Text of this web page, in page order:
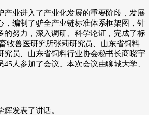
业进入了产业化发展的重要阶段，发展
编制了驴全产业链标准体系框架图，针
的努力，深入调研、科学论证，完成了标
牧兽医研究所张莉研究员、山东省饲料
员、山东省饲料行业协会秘书长商晓宇
人参加了会议。本次会议由聊城大学、
发表了讲话。